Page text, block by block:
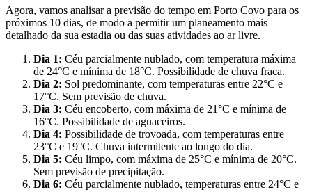
Agora, vamos analisar a previsão do tempo em Porto Covo para os
próximos 10 dias, de modo a permitir um planeamento mais
detalhado da sua estadia ou das suas atividades ao ar livre.
Dia 1: Céu parcialmente nublado, com temperatura máxima
de 24°C e mínima de 18°C. Possibilidade de chuva fraca.
Dia 2: Sol predominante, com temperaturas entre 22°C e
17°C. Sem previsão de chuva.
Dia 3: Céu encoberto, com máxima de 21°C e mínima de
16°C. Possibilidade de aguaceiros.
Dia 4: Possibilidade de trovoada, com temperaturas entre
23°C e 19°C. Chuva intermitente ao longo do dia.
Dia 5: Céu limpo, com máxima de 25°C e mínima de 20°C.
Sem previsão de precipitação.
Dia 6: Céu parcialmente nublado, temperaturas entre 24°C e